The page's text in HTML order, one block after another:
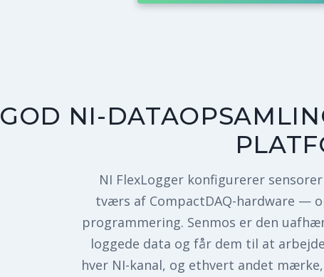
GOD NI-
NI FlexLogger konfigurerer
tværs af CompactDAQ-hardware —
programmering. Senmos er den
loggede data og får dem til at
hver NI-kanal, og ethvert andet